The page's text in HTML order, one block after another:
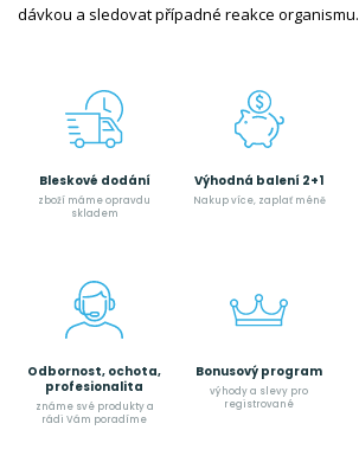
dávkou a sledovat případné reakce organismu.
Bleskové dodání
zboží máme opravdu
skladem
Výhodná balení 2+1
Nakup více, zaplať méně
Odbornost, ochota,
profesionalita
známe své produkty a
rádi Vám poradíme
Bonusový program
výhody a slevy pro
registrované